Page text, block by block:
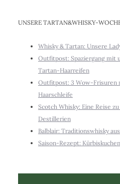
UNSERE TARTAN&WHISKY-
Whisky & Tartan: Unsere
Outfitpost: Spaziergang mit
Tartan-Haarreifen
Outfitpost: 3 Wow-Frisuren
Haarschleife
Scotch Whisky: Eine Reise
Destillerien
Balblair: Traditionswhisky
Saison-Rezept: